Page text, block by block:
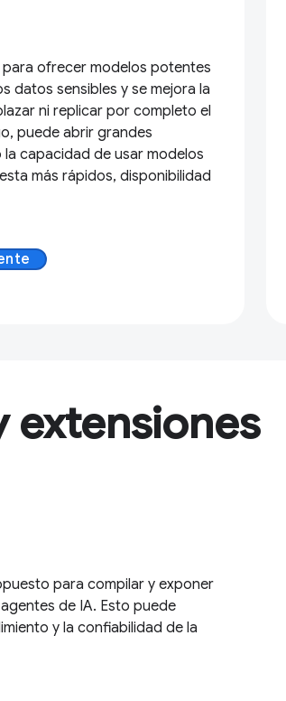
ofrecer modelos potentes
datos sensibles y se mejora la
ni replicar por completo el
puede abrir grandes
capacidad de usar modelos
más rápidos, disponibilidad
extensiones
para compilar y exponer
de IA. Esto puede
y la confiabilidad de la